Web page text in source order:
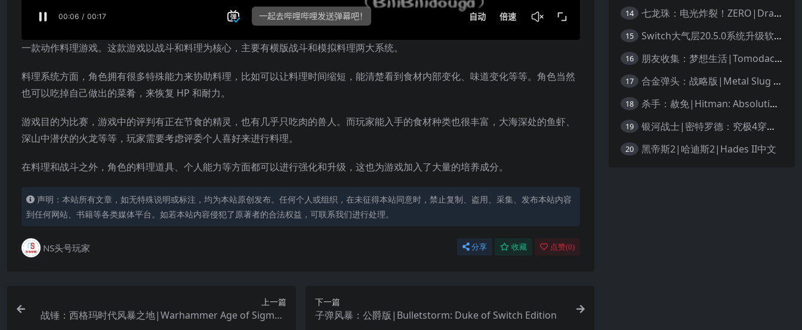
一款动作料理游戏。这款游戏以战斗和料理为核心，主要有横版战斗和模拟料理两大系统。
料理系统方面，角色拥有很多特殊能力来协助料理，比如可以让料理时间缩短，能清楚看到食材内部变化、味道变化等等。角色当然
也可以吃掉自己做出的菜肴，来恢复 HP 和耐力。
游戏目的为比赛，游戏中的评判有正在节食的精灵，也有几乎只吃肉的兽人。而玩家能入手的食材种类也很丰富，大海深处的鱼虾、
深山中潜伏的火龙等等，玩家需要考虑评委个人喜好来进行料理。
在料理和战斗之外，角色的料理道具、个人能力等方面都可以进行强化和升级，这也为游戏加入了大量的培养成分。
声明：本站所有文章，如无特殊说明或标注，均为本站原创发布。任何个人或组织，在未征得本站同意时，禁止复制、盗用、采集、发布本站内容
到任何网站、书籍等各类媒体平台。如若本站内容侵犯了原著者的合法权益，可联系我们进行处理。
NS头号玩家 分享 收藏 点赞(0)
上一篇
战锤：西格玛时代风暴之地|Warhammer Age of Sigmar:
下一篇
子弹风暴：公爵版|Bulletstorm: Duke of Switch Edition
14 七龙珠：电光炸裂！ZERO|Dragon Ball: Sparking! Zero中文
15 Switch大气层20.5.0系统升级软硬破通用教程
16 朋友收集：梦想生活|Tomodachi Life: Living the Dream中文
17 合金弹头：战略版|Metal Slug Tactics中文
18 杀手：赦免|Hitman: Absolution汉化
19 银河战士|密特罗德：究极4穿越未知|Metroid Prime 4: Beyond中文
20 黑帝斯2|哈迪斯2|Hades II中文